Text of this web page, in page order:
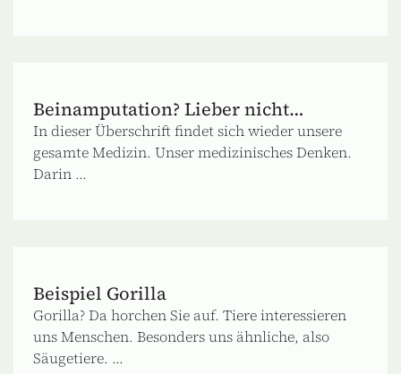
Beinamputation? Lieber nicht…
In dieser Überschrift findet sich wieder unsere
gesamte Medizin. Unser medizinisches Denken.
Darin ...
Beispiel Gorilla
Gorilla? Da horchen Sie auf. Tiere interessieren
uns Menschen. Besonders uns ähnliche, also
Säugetiere. ...